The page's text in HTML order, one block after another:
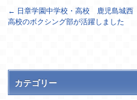
← 日章学園中学校・高校 鹿児島城西
高校のボクシング部が活躍しました
カテゴリー